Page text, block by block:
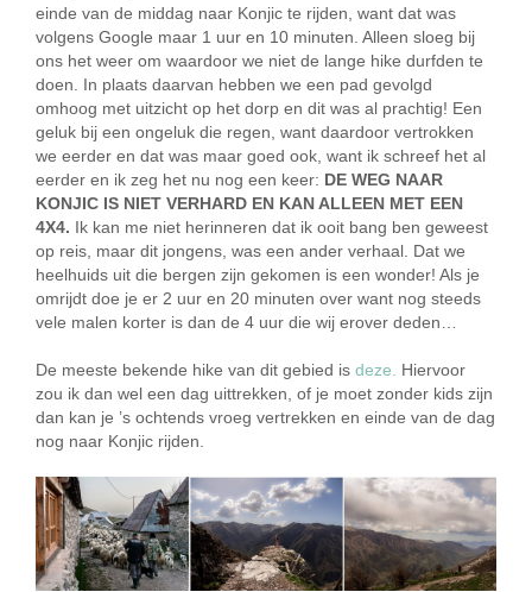
einde van de middag naar Konjic te rijden, want dat was
volgens Google maar 1 uur en 10 minuten. Alleen sloeg bij
ons het weer om waardoor we niet de lange hike durfden te
doen. In plaats daarvan hebben we een pad gevolgd
omhoog met uitzicht op het dorp en dit was al prachtig! Een
geluk bij een ongeluk die regen, want daardoor vertrokken
we eerder en dat was maar goed ook, want ik schreef het al
eerder en ik zeg het nu nog een keer: DE WEG NAAR
KONJIC IS NIET VERHARD EN KAN ALLEEN MET EEN
4X4. Ik kan me niet herinneren dat ik ooit bang ben geweest
op reis, maar dit jongens, was een ander verhaal. Dat we
heelhuids uit die bergen zijn gekomen is een wonder! Als je
omrijdt doe je er 2 uur en 20 minuten over want nog steeds
vele malen korter is dan de 4 uur die wij erover deden…
De meeste bekende hike van dit gebied is deze.
Hiervoor
zou ik dan wel een dag uittrekken, of je moet zonder kids zijn
dan kan je ’s ochtends vroeg vertrekken en einde van de dag
nog naar Konjic rijden.